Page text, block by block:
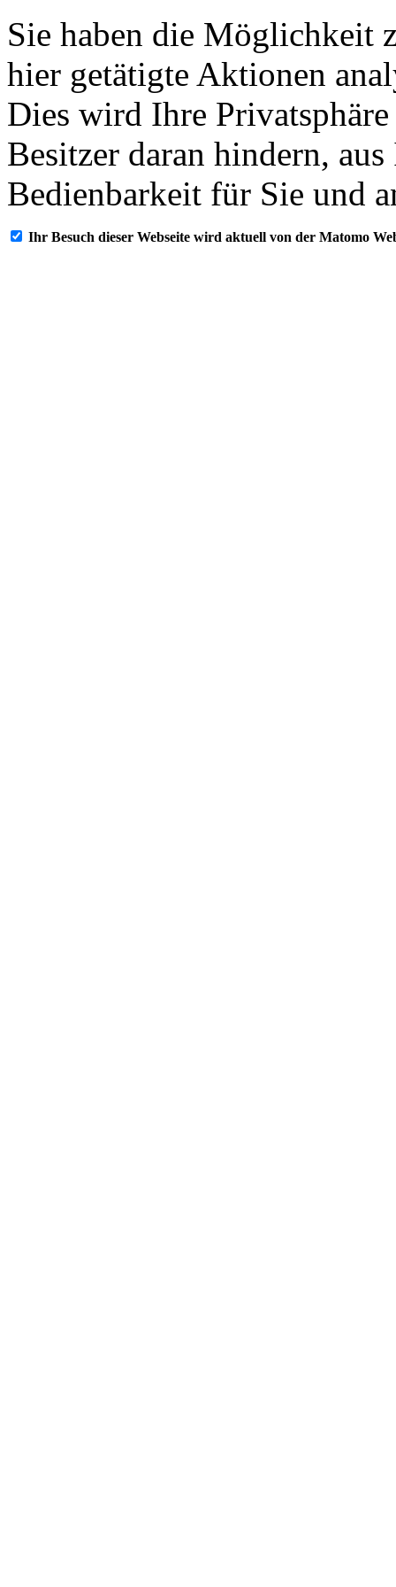
Sie haben die Möglichkeit
hier getätigte Aktionen
Dies wird Ihre
Besitzer daran hindern,
Bedienbarkeit für Sie und
Ihr Besuch dieser Webseite wird aktuell von der Matomo